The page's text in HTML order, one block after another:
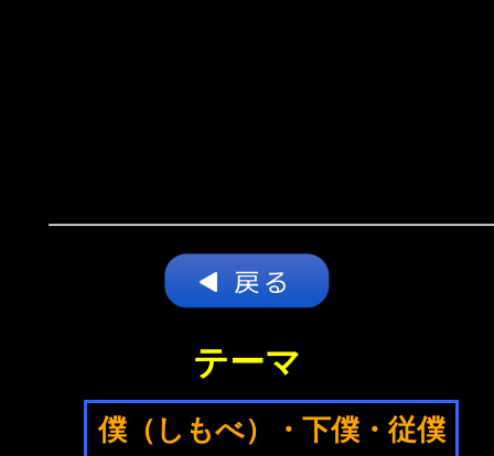
テーマ
僕（しもべ）・下僕・従僕